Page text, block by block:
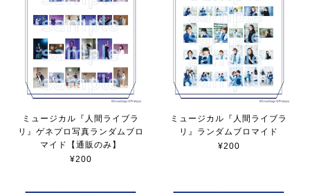
ミュージカル『人間ライブラ
リ』ゲネプロ写真ランダムブロ
マイド【通販のみ】
¥200
ミュージカル『人間ライブラ
リ』ランダムブロマイド
¥200